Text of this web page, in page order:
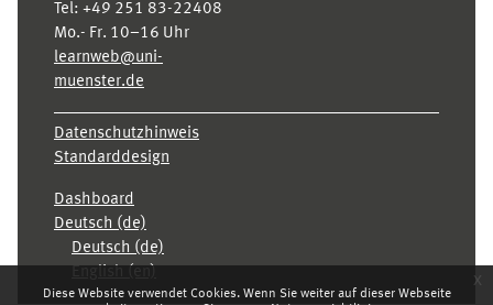
Diese Website verwendet Cookies. Wenn Sie weiter auf dieser Webseite
x
Tel: +49 251 83-22408
Mo.- Fr. 10–16 Uhr
learnweb@uni-
muenster.de
Datenschutzhinweis
Standarddesign
Dashboard
Deutsch ‎(de)‎
Deutsch ‎(de)‎